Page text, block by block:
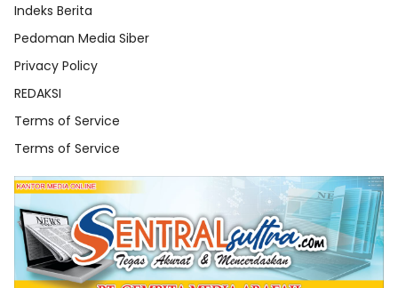
Indeks Berita
Pedoman Media Siber
Privacy Policy
REDAKSI
Terms of Service
Terms of Service